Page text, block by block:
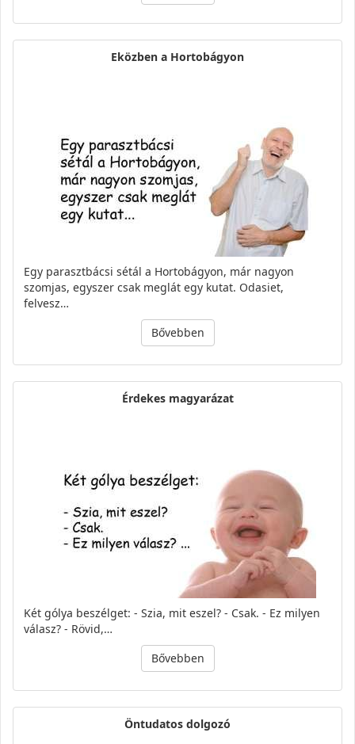
Eközben a Hortobágyon
Egy parasztbácsi sétál a Hortobágyon, már nagyon
szomjas, egyszer csak meglát egy kutat. Odasiet,
felvesz…
Bővebben
Érdekes magyarázat
Két gólya beszélget: - Szia, mit eszel? - Csak. - Ez milyen
válasz? - Rövid,…
Bővebben
Öntudatos dolgozó